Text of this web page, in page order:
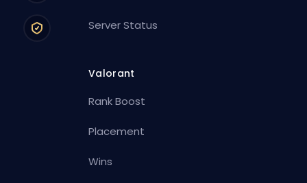
Server Status
Valorant
Rank Boost
Placement
Wins